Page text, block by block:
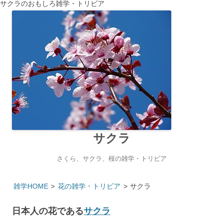
サクラのおもしろ雑学・トリビア
サクラ
さくら、サクラ、桜の雑学・トリビア
雑学HOME > 花の雑学・トリビア > サクラ
日本人の花であるサクラ